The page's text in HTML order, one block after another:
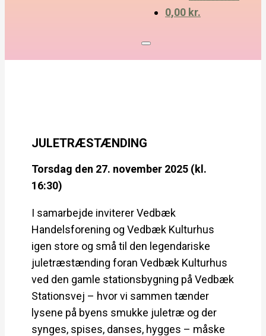
0,00 kr.
JULETRÆSTÆNDING
Torsdag den 27. november 2025 (kl.
16:30)
I samarbejde inviterer Vedbæk
Handelsforening og Vedbæk Kulturhus
igen store og små til den legendariske
juletræstænding foran Vedbæk Kulturhus
ved den gamle stationsbygning på Vedbæk
Stationsvej – hvor vi sammen tænder
lysene på byens smukke juletræ og der
synges, spises, danses, hygges – måske